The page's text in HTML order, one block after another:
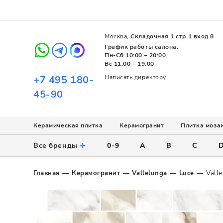
+7 495 180-
45-90
Написать директору
Москва,Складочная 1 стр.1 вход 8
График работы салона:
Пн-Сб 10:00 – 20:00
Вс 11:00 – 19:00
Керамическая плитка
Использование
Напольное
Настенное
Стиль
Современный
Пэчворк
Все
Керамогранит
Назначение
Для ванной
Напольное
Поверхность
Матовая
Полированная
Все
Плитка
Назначение
Для ванной
Для бассейна
Цвет
Белый
Серый
Все
Все бренды + 0-9 A B C D
Главная Керамогранит Vallelunga Luce